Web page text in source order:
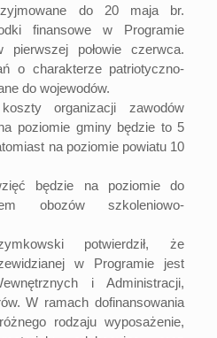
do 20 maja br.
finansowe w Programie
pierwszej połowie czerwca.
o charakterze patriotyczno-
do wojewodów.
organizacji zawodów
poziomie gminy będzie to 5
na poziomie powiatu 10
będzie na poziomie do
obozów szkoleniowo-
potwierdził, że
w Programie jest
i Administracji,
W ramach dofinansowania
rodzaju wyposażenie,